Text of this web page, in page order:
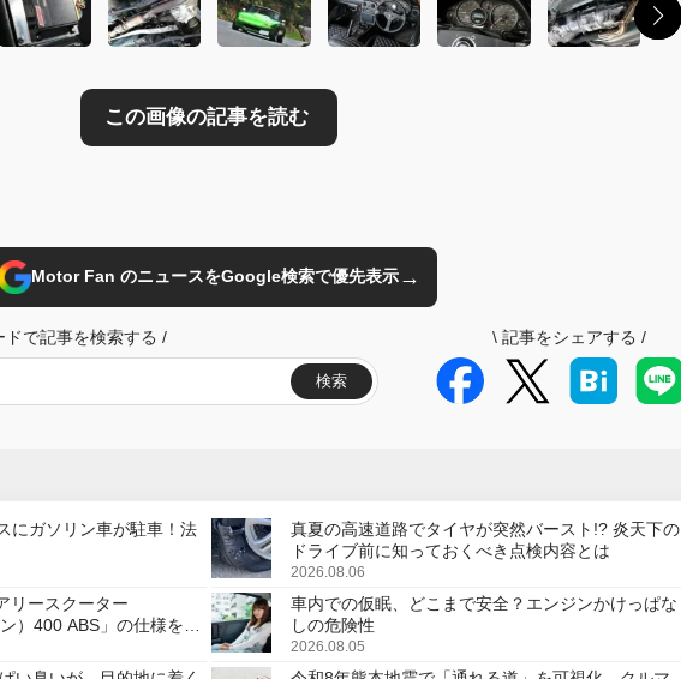
Motor Fan のニュースをGoogle検索で優先表示→
ドで記事を検索する /
検索
\ 記事をシェアする /
にガソリン車が駐車！法
真夏の高速道路でタイヤが突然バースト!? 炎天下の
ドライブ前に知っておくべき点検内容とは
2026.08.06
リースクーター
）400 ABS」の仕様を変
車内での仮眠、どこまで安全？エンジンかけっぱな
しの危険性
2026.08.05